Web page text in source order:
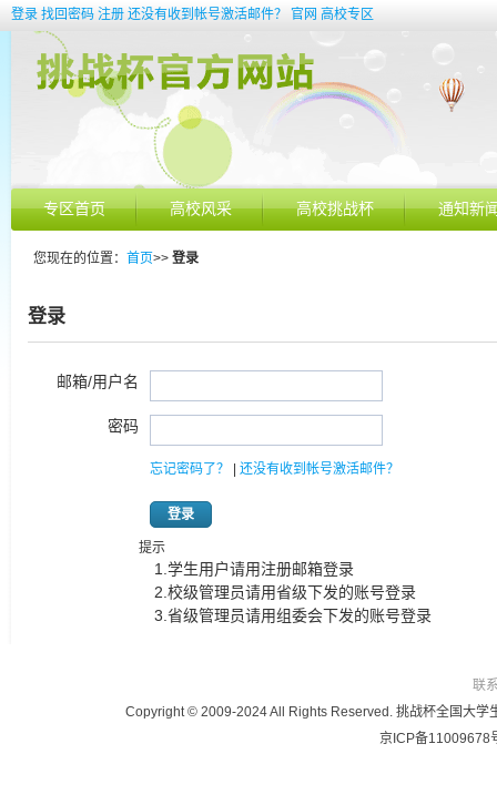
登录 找回密码 注册 还没有收到帐号激活邮件？ 官网 高校专区
专区首页 高校风采 高校挑战杯 通知新
您现在的位置： 首页>> 登录
登录
邮箱/用户名
密码
忘记密码了？ 还没有收到帐号激活邮件？
登录
提示
1.学生用户请用注册邮箱登录
2.校级管理员请用省级下发的账号登录
3.省级管理员请用组委会下发的账号登录
联
Copyright © 2009-2024 All Rights Reserved. 挑战杯全国大学
京ICP备11009678